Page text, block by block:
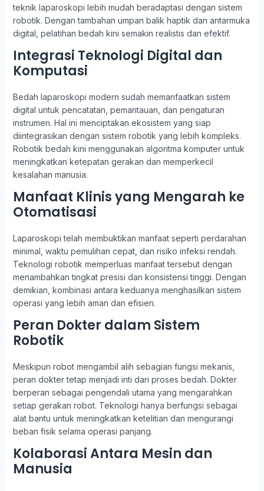
teknik laparoskopi lebih mudah beradaptasi dengan sistem
robotik. Dengan tambahan umpan balik haptik dan antarmuka
digital, pelatihan bedah kini semakin realistis dan efektif.
Integrasi Teknologi Digital dan
Komputasi
Bedah laparoskopi modern sudah memanfaatkan sistem
digital untuk pencatatan, pemantauan, dan pengaturan
instrumen. Hal ini menciptakan ekosistem yang siap
diintegrasikan dengan sistem robotik yang lebih kompleks.
Robotik bedah kini menggunakan algoritma komputer untuk
meningkatkan ketepatan gerakan dan memperkecil
kesalahan manusia.
Manfaat Klinis yang Mengarah ke
Otomatisasi
Laparoskopi telah membuktikan manfaat seperti perdarahan
minimal, waktu pemulihan cepat, dan risiko infeksi rendah.
Teknologi robotik memperluas manfaat tersebut dengan
menambahkan tingkat presisi dan konsistensi tinggi. Dengan
demikian, kombinasi antara keduanya menghasilkan sistem
operasi yang lebih aman dan efisien.
Peran Dokter dalam Sistem
Robotik
Meskipun robot mengambil alih sebagian fungsi mekanis,
peran dokter tetap menjadi inti dari proses bedah. Dokter
berperan sebagai pengendali utama yang mengarahkan
setiap gerakan robot. Teknologi hanya berfungsi sebagai
alat bantu untuk meningkatkan ketelitian dan mengurangi
beban fisik selama operasi panjang.
Kolaborasi Antara Mesin dan
Manusia